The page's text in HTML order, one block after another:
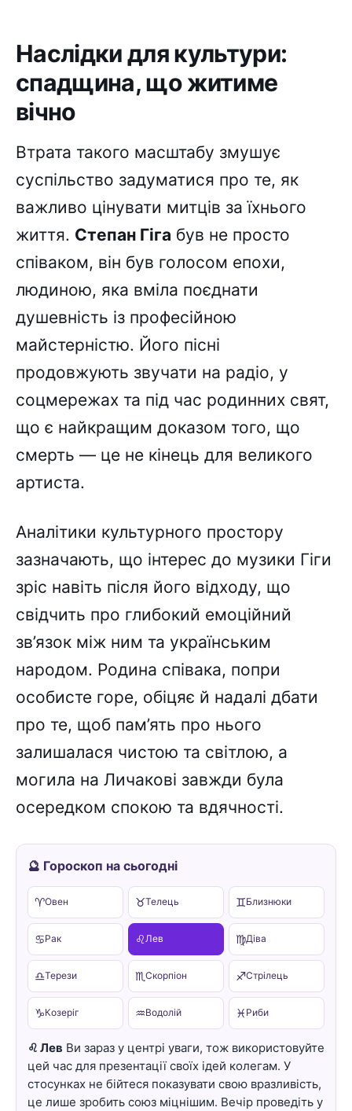
Наслідки для культури:
спадщина, що житиме
вічно
Втрата такого масштабу змушує
суспільство задуматися про те, як
важливо цінувати митців за їхнього
життя. Степан Гіга був не просто
співаком, він був голосом епохи,
людиною, яка вміла поєднати
душевність із професійною
майстерністю. Його пісні
продовжують звучати на радіо, у
соцмережах та під час родинних свят,
що є найкращим доказом того, що
смерть — це не кінець для великого
артиста.
Аналітики культурного простору
зазначають, що інтерес до музики Гіги
зріс навіть після його відходу, що
свідчить про глибокий емоційний
зв’язок між ним та українським
народом. Родина співака, попри
особисте горе, обіцяє й надалі дбати
про те, щоб пам’ять про нього
залишалася чистою та світлою, а
могила на Личакові завжди була
осередком спокою та вдячності.
🔮 Гороскоп на сьогодні
♈Овен ♉Телець ♊Близнюки
♋Рак ♌Лев ♍Діва
♎Терези ♏ Скорпіон ♐Стрілець
♑Козеріг ♒Водолій ♓ Риби
♌ Лев Ви зараз у центрі уваги, тож використовуйте
цей час для презентації своїх ідей колегам. У
стосунках не бійтеся показувати свою вразливість,
це лише зробить союз міцнішим. Вечір проведіть у